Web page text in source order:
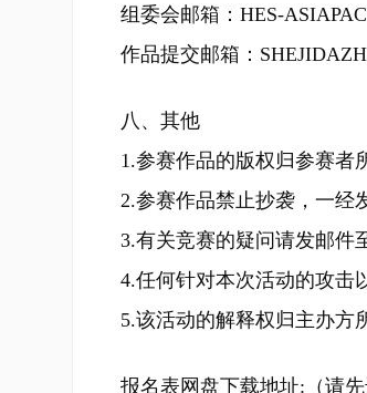
组委会邮箱：HES-
作品提交邮箱：
八、其他
1.参赛作品的版权归参赛者
2.参赛作品禁止抄袭，一经
3.有关竞赛的疑问请发邮件
4.任何针对本次活动的攻击
5.该活动的解释权归主办方
报名表网盘下载地址:（请先